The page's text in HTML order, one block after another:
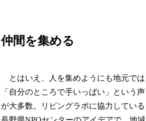
仲間を集める
とはいえ、人を集めようにも地元では
「自分のところで手いっぱい」という声
が大多数。リビングラボに協力している